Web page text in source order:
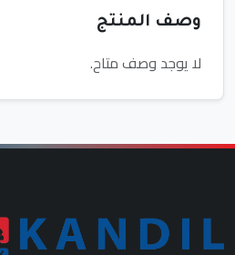
وصف المنتج
لا يوجد وصف متاح.